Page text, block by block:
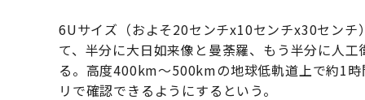
6Uサイズ（およそ20センチx10センチx30セン
て、半分に大日如来像と曼荼羅、もう半分に人
る。高度400km〜500kmの地球低軌道上で約1
リで確認できるようにするという。